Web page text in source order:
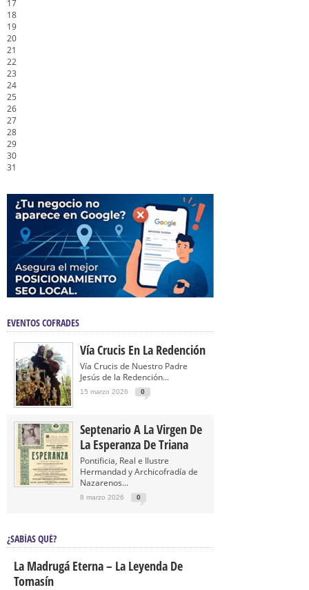
17
18
19
20
21
22
23
24
25
26
27
28
29
30
31
EVENTOS COFRADES
Vía Crucis En La Redención
Vía Crucis de Nuestro Padre
Jesús de la Redención...
15 marzo 2026 0
Septenario A La Virgen De
La Esperanza De Triana
Pontificia, Real e Ilustre
Hermandad y Archicofradía de
Nazarenos...
8 marzo 2026 0
¿SABÍAS QUÉ?
La Madrugá Eterna – La Leyenda De
Tomasín